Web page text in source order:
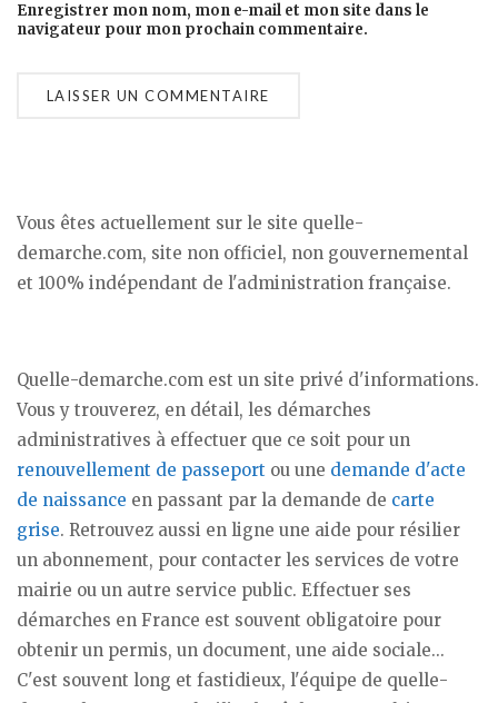
Enregistrer mon nom, mon e-mail et mon site dans le
navigateur pour mon prochain commentaire.
Vous êtes actuellement sur le site quelle-
demarche.com, site non officiel, non gouvernemental
et 100% indépendant de l'administration française.
Quelle-demarche.com est un site privé d'informations.
Vous y trouverez, en détail, les démarches
administratives à effectuer que ce soit pour un
renouvellement de passeport ou une demande d'acte
de naissance en passant par la demande de carte
grise. Retrouvez aussi en ligne une aide pour résilier
un abonnement, pour contacter les services de votre
mairie ou un autre service public. Effectuer ses
démarches en France est souvent obligatoire pour
obtenir un permis, un document, une aide sociale...
C'est souvent long et fastidieux, l'équipe de quelle-